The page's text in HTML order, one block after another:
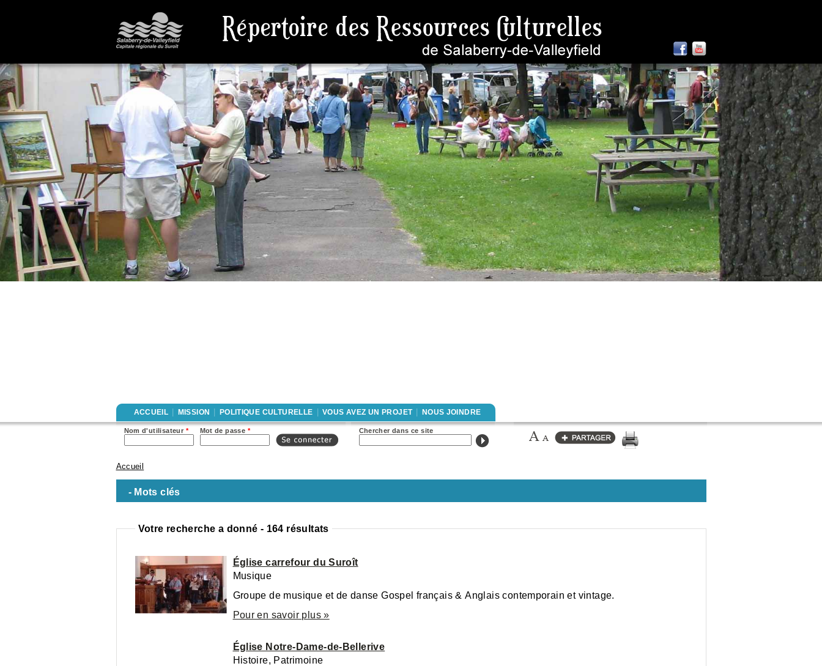
ACCUEIL MISSION POLITIQUE CULTURELLE VOUS AVEZ UN PROJET NOUS JOINDRE
Nom d'utilisateur * Mot de passe *
Formulaire de
recherche
Chercher dans ce site
Vous êtes ici
Accueil
- Mots clés
Votre recherche a donné - 164 résultats
Église carrefour du Suroît
Musique
Groupe de musique et de danse Gospel français & Anglais contemporain et vintage.
Pour en savoir plus »
Église Notre-Dame-de-Bellerive
Histoire, Patrimoine